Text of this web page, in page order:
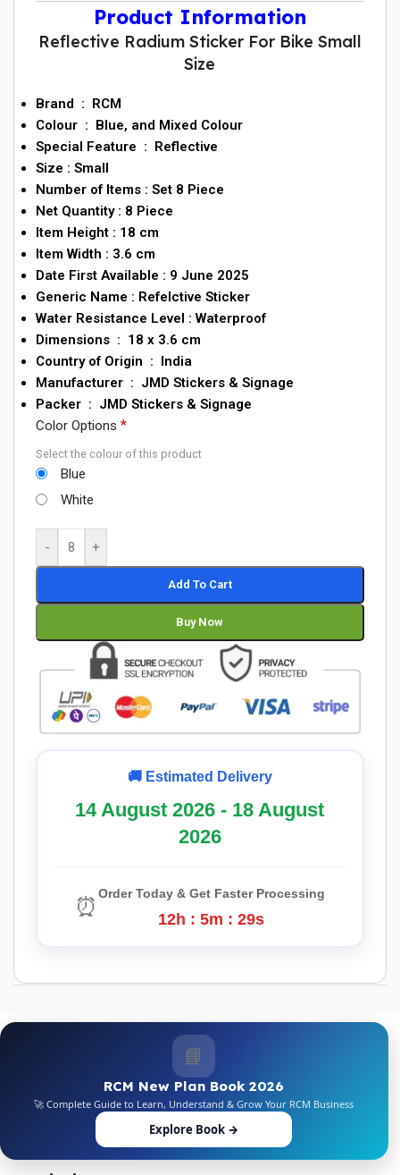
Product Information
Reflective Radium Sticker For Bike Small
Size
Brand ‏ : ‎ RCM
Colour ‏ : ‎ Blue, and Mixed Colour
Special Feature ‏ : ‎ Reflective
Size : Small
Number of Items : Set 8 Piece
Net Quantity : 8 Piece
Item Height : 18 cm
Item Width : 3.6 cm
Date First Available : 9 June 2025
Generic Name : Refelctive Sticker
Water Resistance Level : Waterproof
Dimensions ‏ : ‎ 18 x 3.6 cm
Country of Origin ‏ : ‎ India
Manufacturer ‏ : ‎ JMD Stickers & Signage
Packer ‏ : ‎ JMD Stickers & Signage
Color Options *
Select the colour of this product
Blue
White
- +
Add To Cart
Buy Now
🚚 Estimated Delivery
14 August 2026 - 18 August
2026
⏰
Order Today & Get Faster Processing
12h : 5m : 28s
📘
RCM New Plan Book 2026
🚀 Complete Guide to Learn, Understand & Grow Your RCM Business
Explore Book →